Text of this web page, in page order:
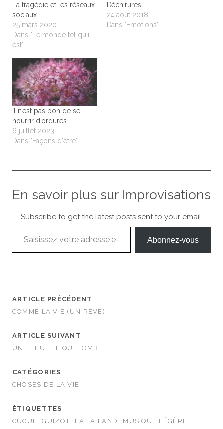
La tragédie et les réseaux
sociaux
25 mars 2020
Dans "Le monde tel qu'il
est"
Déchirures
24 août 2018
Dans "Emotions"
Il n’est pas bon de se
nourrir d’ordures
6 juillet 2023
Dans "Façons d'être"
En savoir plus sur Improvisations
Subscribe to get the latest posts sent to your email.
Saisissez votre adresse e-mail…
Abonnez-vous
ARTICLE PRÉCÉDENT
COMME LA VIE (UN RÊVE)
ARTICLE SUIVANT
UNE FEUILLE QUI TOMBE
CATÉGORIES
CHOSES DE LA VIE
ÉTIQUETTES
CUCUL
GUIZOT LA LA LAND
MUSIQUE LÉGÈRE